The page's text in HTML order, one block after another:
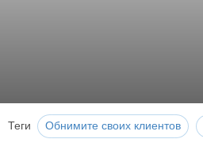
Теги Обнимите своих клиентов